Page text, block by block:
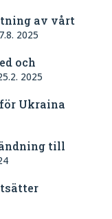
av vårt
2025
och
2025
Ukraina
till